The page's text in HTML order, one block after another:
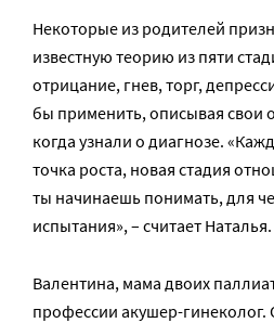
Некоторые из родителей
известную теорию из пяти
отрицание, гнев, торг,
бы применить, описывая свои
когда узнали о диагнозе.
точка роста, новая стадия
ты начинаешь понимать, для
испытания», – считает Наталья.
Валентина, мама двоих
профессии акушер-гинеколог.